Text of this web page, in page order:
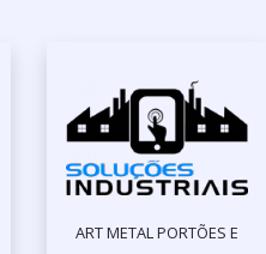
ART METAL PORTÕES E